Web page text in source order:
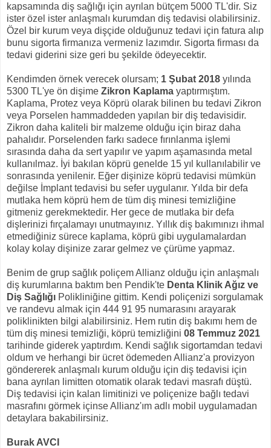
kapsamında diş sağlığı için ayrılan bütçem 5000 TL'dir. Siz
ister özel ister anlaşmalı kurumdan diş tedavisi olabilirsiniz.
Özel bir kurum veya dişçide olduğunuz tedavi için fatura alıp
bunu sigorta firmanıza vermeniz lazımdır. Sigorta firması da
tedavi giderini size geri bu şekilde ödeyecektir.
Kendimden örnek verecek olursam; 1 Şubat 2018 yılında
5300 TL'ye ön dişime Zikron Kaplama yaptırmıştım.
Kaplama, Protez veya Köprü olarak bilinen bu tedavi Zikron
veya Porselen hammaddeden yapılan bir diş tedavisidir.
Zikron daha kaliteli bir malzeme olduğu için biraz daha
pahalıdır. Porselenden farkı sadece fırınlanma işlemi
sırasında daha da sert yapılır ve yapım aşamasında metal
kullanılmaz. İyi bakılan köprü genelde 15 yıl kullanılabilir ve
sonrasında yenilenir. Eğer dişinize köprü tedavisi mümkün
değilse İmplant tedavisi bu sefer uygulanır. Yılda bir defa
mutlaka hem köprü hem de tüm diş minesi temizliğine
gitmeniz gerekmektedir. Her gece de mutlaka bir defa
dişlerinizi fırçalamayı unutmayınız. Yıllık diş bakımınızı ihmal
etmediğiniz sürece kaplama, köprü gibi uygulamalardan
kolay kolay dişinize zarar gelmez ve çürüme yapmaz.
Benim de grup sağlık poliçem Allianz olduğu için anlaşmalı
diş kurumlarına baktım ben Pendik'te Denta Klinik Ağız ve
Diş Sağlığı Polikliniğine gittim. Kendi poliçenizi sorgulamak
ve randevu almak için 444 91 95 numarasını arayarak
poliklinikten bilgi alabilirsiniz. Hem rutin diş bakımı hem de
tüm diş minesi temizliği, köprü temizliğini 08 Temmuz 2021
tarihinde giderek yaptırdım. Kendi sağlık sigortamdan tedavi
oldum ve herhangi bir ücret ödemeden Allianz'a provizyon
göndererek anlaşmalı kurum olduğu için diş tedavisi için
bana ayrılan limitten otomatik olarak tedavi masrafı düştü.
Diş tedavisi için kalan limitinizi ve poliçenize bağlı tedavi
masrafını görmek içinse Allianz'ım adlı mobil uygulamadan
detaylara bakabilirsiniz.
Burak AVCI